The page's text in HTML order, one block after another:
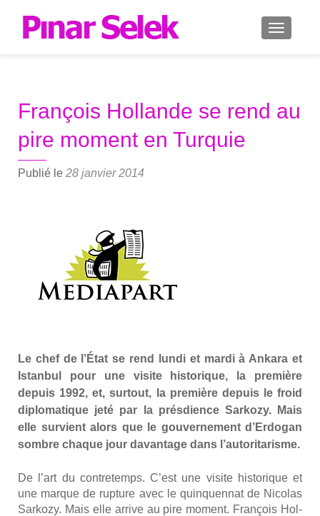
François Hollande se rend au
pire moment en Turquie
Publié le 28 janvier 2014
Le chef de l’É­tat se rend lun­di et mar­di à Anka­ra et
Istan­bul pour une visite his­to­rique, la pre­mière
depuis 1992, et, sur­tout, la pre­mière depuis le froid
diplo­ma­tique jeté par la pré­sdience Sar­ko­zy. Mais
elle sur­vient alors que le gou­ver­ne­ment d’Erdogan
sombre chaque jour davan­tage dans l’autoritarisme.
De l’art du contre­temps. C’est une visite his­to­rique et
une marque de rup­ture avec le quin­quen­nat de Nico­las
Sar­ko­zy. Mais elle arrive au pire moment. Fran­çois Hol­